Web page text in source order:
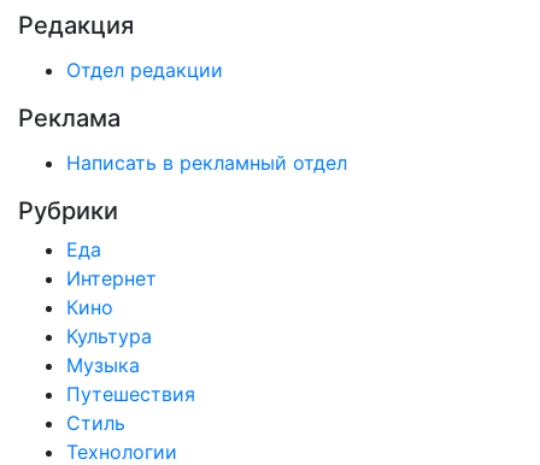
Редакция
Отдел редакции
Реклама
Написать в рекламный отдел
Рубрики
Еда
Интернет
Кино
Культура
Музыка
Путешествия
Стиль
Технологии